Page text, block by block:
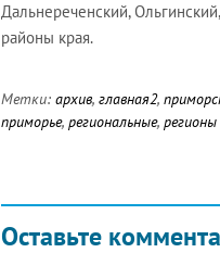
Дальнереченский,
районы края.
Метки: архив, главная2,
приморье, региональные, регионы
Оставьте